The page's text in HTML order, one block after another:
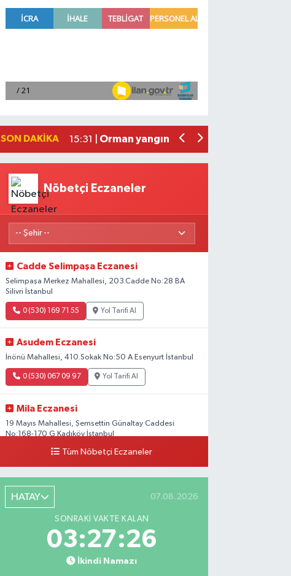
SON DAKIKA
İklim değişikliği Arktik'te yaban
15:31 | Orman yangınlarıyla mücadelede kritik
Nöbetçi Eczaneler
Cadde Selimpaşa Eczanesi
Selimpaşa Merkez Mahallesi, 203.Cadde No:28 BA
Silivri İstanbul
0 (530) 169 71 55 Yol Tarifi Al
Asudem Eczanesi
İnönü Mahallesi, 410.Sokak No:50 A Esenyurt İstanbul
0 (530) 067 09 97 Yol Tarifi Al
Mila Eczanesi
19 Mayıs Mahallesi, Şemsettin Günaltay Caddesi
No:168-170 G Kadıköy İstanbul
0 (216) 514 23 73 Yol Tarifi Al
Gültepe Hayat Eczanesi
Ortabayır Mahallesi, Talatpaşa Caddesi, No:123 A
Gültepe Kağıthane İstanbul
0 (212) 270 59 75 Yol Tarifi Al
Gedikpaşa Eczanesi
Tüm Nöbetçi Eczaneler
HATAY 07.08.2026
SONRAKI VAKTE KALAN
03:27:25
İkindi Namazı